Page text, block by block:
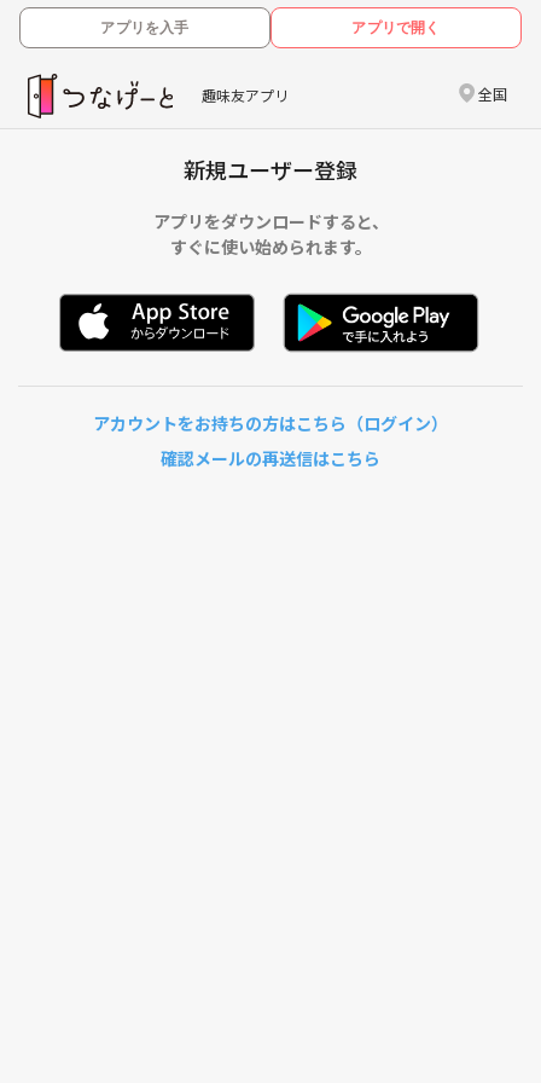
アプリを入手 アプリで開く
趣味友アプリ 全国
新規ユーザー登録
アプリをダウンロードすると、
すぐに使い始められます。
アカウントをお持ちの方はこちら（ログイン）
確認メールの再送信はこちら